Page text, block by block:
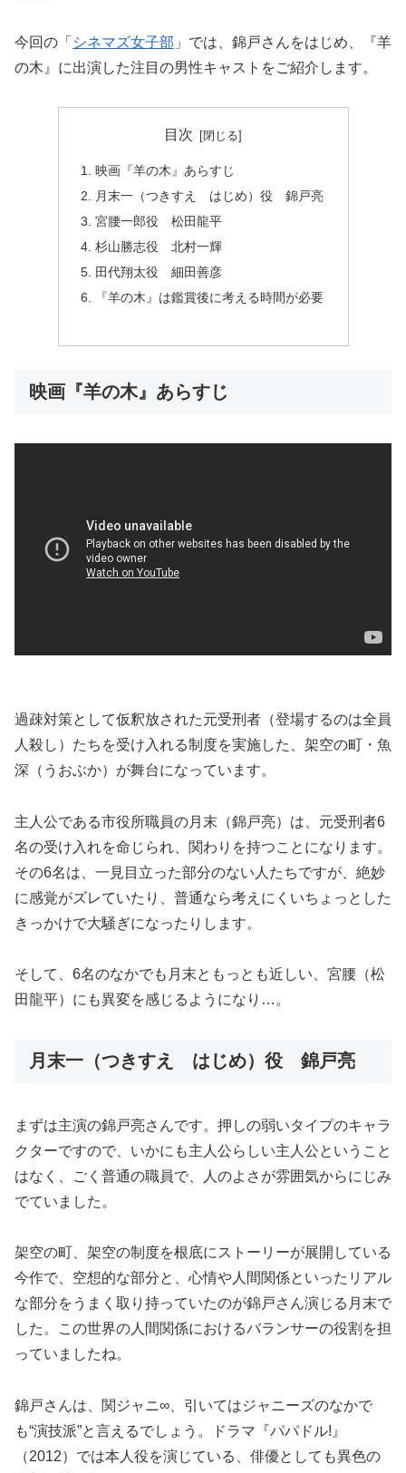
今回の「 シネマズ女子部 」では、錦戸さんをはじめ、『羊
の木』に出演した注目の男性キャストをご紹介します。
目次
映画『羊の木』あらすじ
月末一（つきすえ はじめ）役 錦戸亮
宮腰一郎役 松田龍平
杉山勝志役 北村一輝
田代翔太役 細田善彦
『羊の木』は鑑賞後に考える時間が必要
映画『羊の木』あらすじ
過疎対策として仮釈放された元受刑者（登場するのは全員
人殺し）たちを受け入れる制度を実施した、架空の町・魚
深（うおぶか）が舞台になっています。
主人公である市役所職員の月末（錦戸亮）は、元受刑者6
名の受け入れを命じられ、関わりを持つことになります。
その6名は、一見目立った部分のない人たちですが、絶妙
に感覚がズレていたり、普通なら考えにくいちょっとした
きっかけで大騒ぎになったりします。
そして、6名のなかでも月末ともっとも近しい、宮腰（松
田龍平）にも異変を感じるようになり…。
月末一（つきすえ はじめ）役 錦戸亮
まずは主演の錦戸亮さんです。押しの弱いタイプのキャラ
クターですので、いかにも主人公らしい主人公ということ
はなく、ごく普通の職員で、人のよさが雰囲気からにじみ
でていました。
架空の町、架空の制度を根底にストーリーが展開している
今作で、空想的な部分と、心情や人間関係といったリアル
な部分をうまく取り持っていたのが錦戸さん演じる月末で
した。この世界の人間関係におけるバランサーの役割を担
っていましたね。
錦戸さんは、関ジャニ∞、引いてはジャニーズのなかで
も“演技派”と言えるでしょう。ドラマ『パパドル!』
（2012）では本人役を演じている、俳優としても異色の